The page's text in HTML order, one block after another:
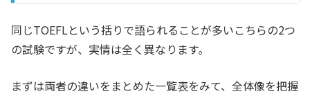
同じTOEFLという括りで語られることが多いこちらの2つ
の試験ですが、実情は全く異なります。
まずは両者の違いをまとめた一覧表をみて、全体像を把握